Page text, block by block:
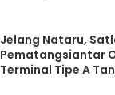
Jelang Nataru,
Pematangsiantar
Terminal Tipe A